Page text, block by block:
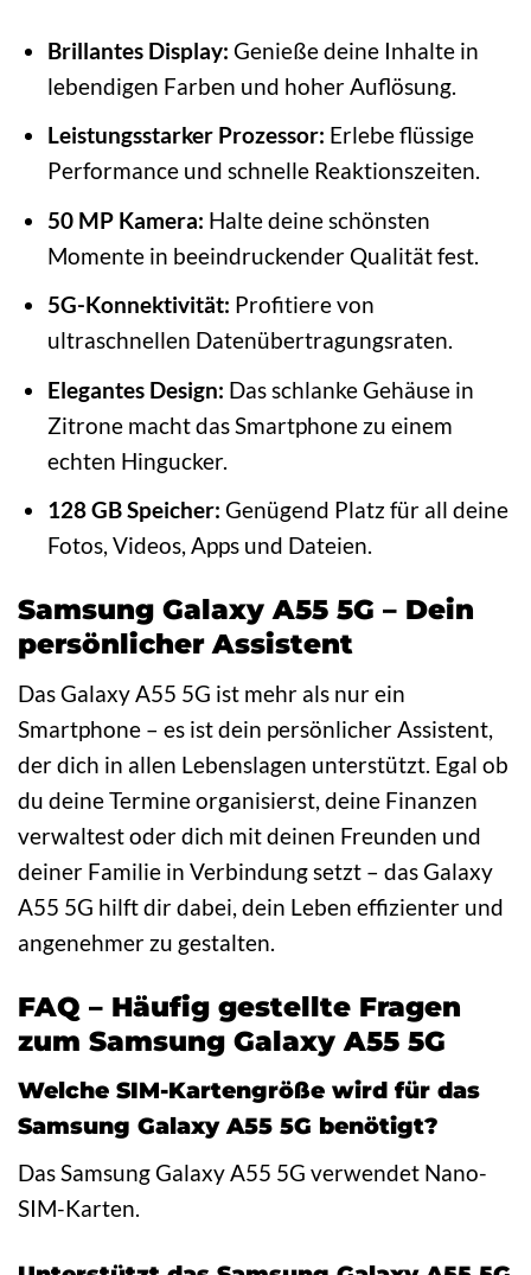
Brillantes Display: Genieße deine Inhalte in
lebendigen Farben und hoher Auflösung.
Leistungsstarker Prozessor: Erlebe flüssige
Performance und schnelle Reaktionszeiten.
50 MP Kamera: Halte deine schönsten
Momente in beeindruckender Qualität fest.
5G-Konnektivität: Profitiere von
ultraschnellen Datenübertragungsraten.
Elegantes Design: Das schlanke Gehäuse in
Zitrone macht das Smartphone zu einem
echten Hingucker.
128 GB Speicher: Genügend Platz für all deine
Fotos, Videos, Apps und Dateien.
Samsung Galaxy A55 5G – Dein
persönlicher Assistent
Das Galaxy A55 5G ist mehr als nur ein
Smartphone – es ist dein persönlicher Assistent,
der dich in allen Lebenslagen unterstützt. Egal ob
du deine Termine organisierst, deine Finanzen
verwaltest oder dich mit deinen Freunden und
deiner Familie in Verbindung setzt – das Galaxy
A55 5G hilft dir dabei, dein Leben effizienter und
angenehmer zu gestalten.
FAQ – Häufig gestellte Fragen
zum Samsung Galaxy A55 5G
Welche SIM-Kartengröße wird für das
Samsung Galaxy A55 5G benötigt?
Das Samsung Galaxy A55 5G verwendet Nano-
SIM-Karten.